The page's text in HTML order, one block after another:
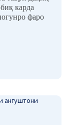
карда
фаро